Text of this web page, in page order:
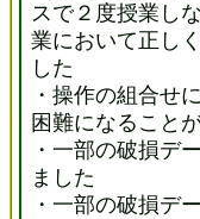
スで２度授業し
業において正し
した
・操作の組合せ
困難になること
・一部の破損デ
ました
・一部の破損デ